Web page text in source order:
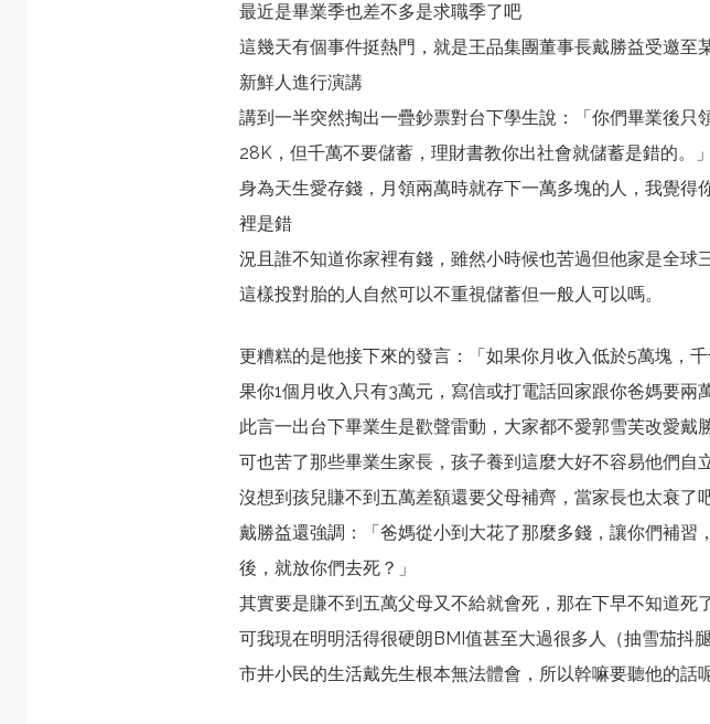
最近是畢業季也差不多是求職季了吧
這幾天有個事件挺熱門，就是王品集團董事長戴勝益受邀至
新鮮人進行演講
講到一半突然掏出一疊鈔票對台下學生說：「你們畢業後只
28K，但千萬不要儲蓄，理財書教你出社會就儲蓄是錯的。」
身為天生愛存錢，月領兩萬時就存下一萬多塊的人，我覺得
裡是錯
況且誰不知道你家裡有錢，雖然小時候也苦過但他家是全球
這樣投對胎的人自然可以不重視儲蓄但一般人可以嗎。
更糟糕的是他接下來的發言：「如果你月收入低於5萬塊，
果你1個月收入只有3萬元，寫信或打電話回家跟你爸媽要兩
此言一出台下畢業生是歡聲雷動，大家都不愛郭雪芙改愛戴
可也苦了那些畢業生家長，孩子養到這麼大好不容易他們自
沒想到孩兒賺不到五萬差額還要父母補齊，當家長也太衰了
戴勝益還強調：「爸媽從小到大花了那麼多錢，讓你們補習
後，就放你們去死？」
其實要是賺不到五萬父母又不給就會死，那在下早不知道死
可我現在明明活得很硬朗BMI值甚至大過很多人（抽雪茄抖
市井小民的生活戴先生根本無法體會，所以幹嘛要聽他的話呢